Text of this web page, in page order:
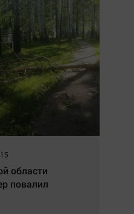
области
повалил